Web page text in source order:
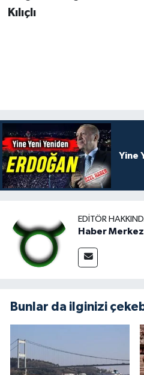
Kılıçlı
Yine
EDITÖR
Haber
Bunlar da ilginizi